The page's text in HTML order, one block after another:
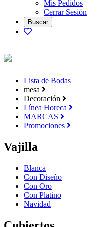
Mis Pedidos
Cerrar Sesión
Lista de Bodas
mesa
Decoración
Línea Horeca
MARCAS
Promociones
Vajilla
Blanca
Con Diseño
Con Oro
Con Platino
Navidad